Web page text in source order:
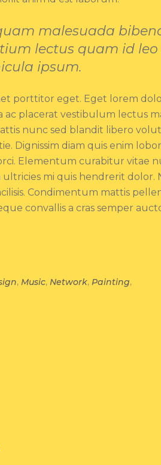
malesuada
lectus quam id
ipsum.
porttitor eget. Eget lorem
ac placerat vestibulum lectus
nunc sed blandit libero
Dignissim diam quis enim
Elementum curabitur vitae
ultricies mi quis hendrerit
Condimentum mattis
convallis a cras semper
, Music, Network, Painting,